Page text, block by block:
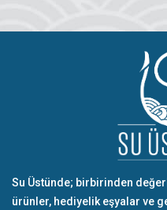
Su Üstünde; birbirinden
ürünler, hediyelik eşyalar ve